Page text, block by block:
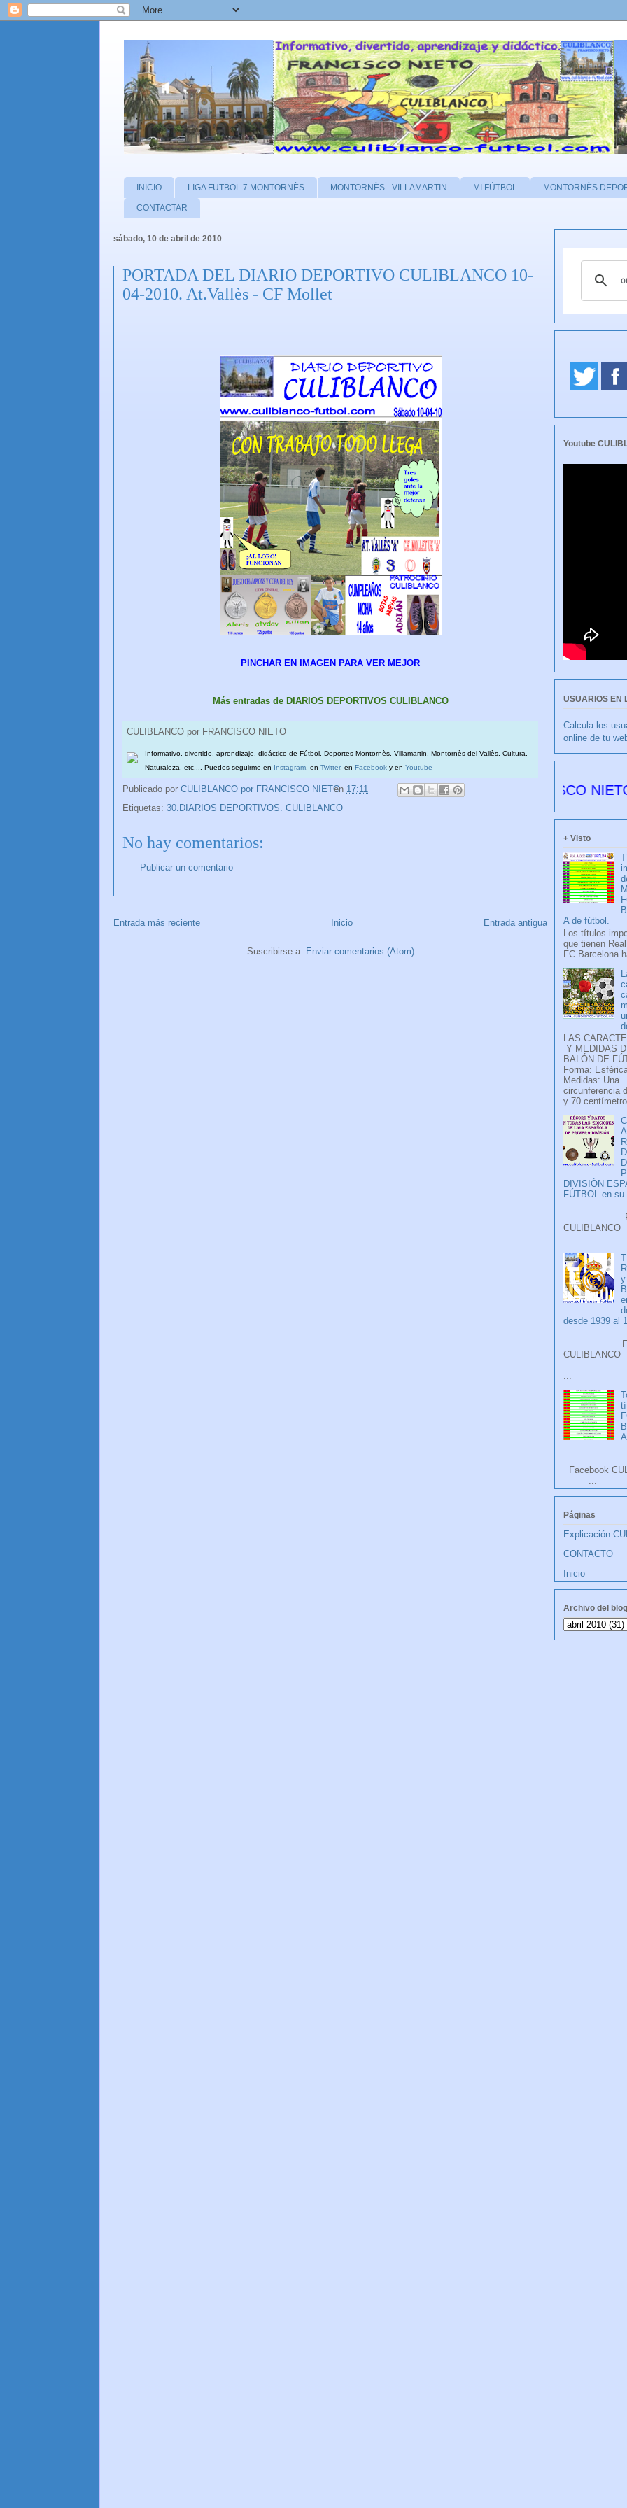
INICIO LIGA FUTBOL 7 MONTORNÈS MONTORNÈS - VILLAMARTIN MI FÚTBOL MONTORNÈS
CONTACTAR
sábado, 10 de abril de 2010
PORTADA DEL DIARIO DEPORTIVO CULIBLANCO 10-
04-2010. At.Vallès - CF Mollet
PINCHAR EN IMAGEN PARA VER MEJOR
Más entradas de DIARIOS DEPORTIVOS CULIBLANCO
CULIBLANCO por FRANCISCO NIETO
Informativo, divertido, aprendizaje, didáctico de Fútbol, Deportes Montornès, Villamartin, Montornès del Vallès, Cultura,
Naturaleza, etc.... Puedes seguirme en
Instagram, en Twitter, en Facebook y en Youtube
Publicado por CULIBLANCO por FRANCISCO NIETO
en 17:11
Etiquetas: 30.DIARIOS DEPORTIVOS. CULIBLANCO
No hay comentarios:
Publicar un comentario
Entrada más reciente Entrada antigua
Inicio
Suscribirse a: Enviar comentarios (Atom)
Youtube
USUARIOS EN
Calcula los
online de tu
CULIBLANCO por FRANCISCO NIETO
+ Visto
A de fútbol.
Los títulos
que tienen
FC Barcelona
LAS
Y MEDIDAS
BALÓN DE
Forma:
Medidas: Una
circunferencia
y 70
DIVISIÓN
FÚTBOL en su
y
desde 1939 al
Facebook
...
Páginas
Explicación
CONTACTO
Inicio
Archivo del blog